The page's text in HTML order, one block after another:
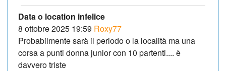
Data o location infelice
8 ottobre 2025 19:59 Roxy77
Probabilmente sarà il periodo o la località ma una
corsa a punti donna junior con 10 partenti.... è
davvero triste